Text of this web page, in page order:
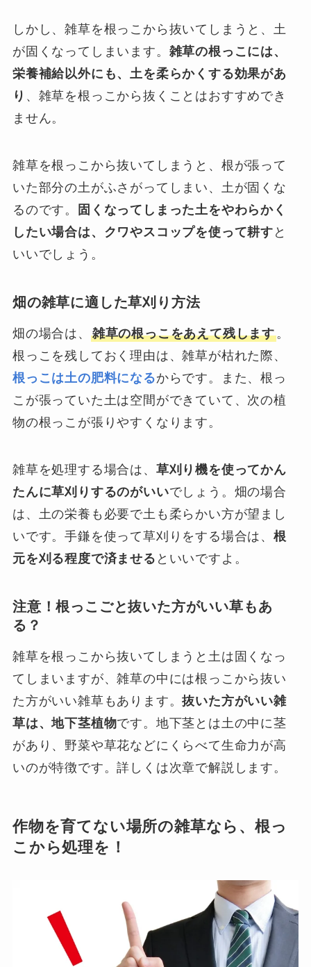
しかし、雑草を根っこから抜いてしまうと、土
が固くなってしまいます。 雑草の根っこには、
栄養補給以外にも、土を柔らかくする効果があ
り 、雑草を根っこから抜くことはおすすめでき
ません。
雑草を根っこから抜いてしまうと、根が張って
いた部分の土がふさがってしまい、土が固くな
るのです。
固くなってしまった土をやわらかく
したい場合は、クワやスコップを使って耕す と
いいでしょう。
畑の雑草に適した草刈り方法
畑の場合は、 雑草の根っこをあえて残します。
根っこを残しておく理由は、雑草が枯れた際、
根っこは土の肥料になるからです。また、根っ
こが張っていた土は空間ができていて、次の植
物の根っこが張りやすくなります。
雑草を処理する場合は、 草刈り機を使ってかん
たんに草刈りするのがいいでしょう。畑の場合
は、土の栄養も必要で土も柔らかい方が望まし
いです。手鎌を使って草刈りをする場合は、根
元を刈る程度で済ませる といいですよ。
注意！根っこごと抜いた方がいい草もあ
る？
雑草を根っこから抜いてしまうと土は固くなっ
てしまいますが、雑草の中には根っこから抜い
た方がいい雑草もあります。抜いた方がいい雑
草は、地下茎植物です。地下茎とは土の中に茎
があり、野菜や草花などにくらべて生命力が高
いのが特徴です。詳しくは次章で解説します。
作物を育てない場所の雑草なら、根っ
こから処理を！